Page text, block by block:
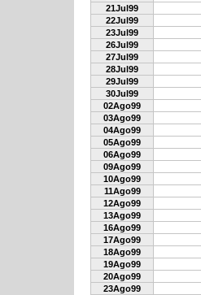
21Jul99
22Jul99
23Jul99
26Jul99
27Jul99
28Jul99
29Jul99
30Jul99
02Ago99
03Ago99
04Ago99
05Ago99
06Ago99
09Ago99
10Ago99
11Ago99
12Ago99
13Ago99
16Ago99
17Ago99
18Ago99
19Ago99
20Ago99
23Ago99